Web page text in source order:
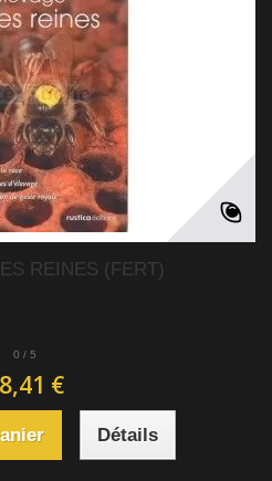
REINES (FERT)
0 / 5
€
Détails